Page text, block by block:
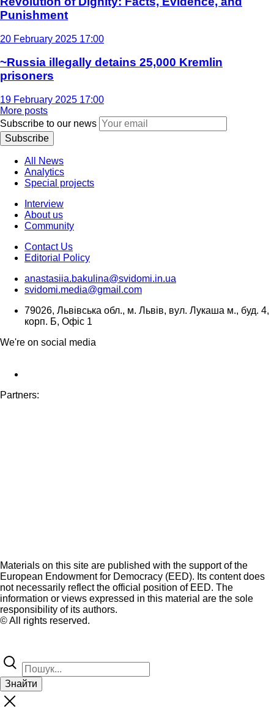
Punishment
20 February 2025 17:00
~Russia illegally detains 25,000 Kremlin
prisoners
19 February 2025 17:00
More posts
Subscribe to our news
Subscribe
All News
Analytics
Special projects
Interview
About us
Community
Contact Us
Editorial Policy
anastasiia.bakulina@svidomi.in.ua
svidomi.media@gmail.com
79026, Львівська обл., м. Львів, вул. Лукаша м., буд. 4,
корп. Б, Офіс 1
We're on social media
Partners:
Materials on this site are published with the support of the
European Endowment for Democracy (EED). Its content does
not necessarily reflect the official position of EED. The
information or views expressed in this material are the sole
responsibility of its authors.
© All rights reserved.
Знайти